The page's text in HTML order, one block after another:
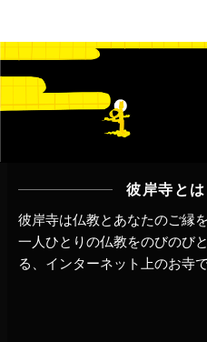
彼岸寺とは
彼岸寺は仏教とあなたのご縁
一人ひとりの仏教をのびのび
る、インターネット上のお寺で